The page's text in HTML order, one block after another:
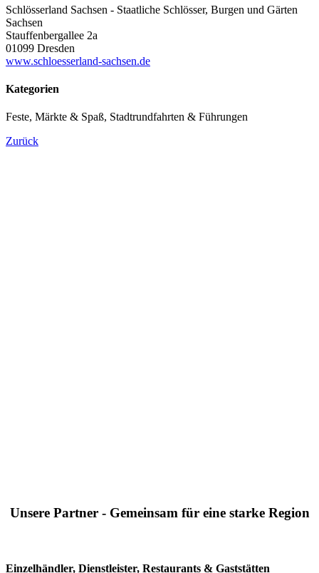
Schlösserland Sachsen - Staatliche Schlösser, Burgen und Gärten
Sachsen
Stauffenbergallee 2a
01099 Dresden
www.schloesserland-sachsen.de
Kategorien
Feste, Märkte & Spaß, Stadtrundfahrten & Führungen
Zurück
Unsere Partner - Gemeinsam für eine starke Region
Einzelhändler, Dienstleister, Restaurants & Gaststätten